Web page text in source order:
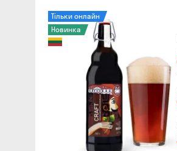
Тільки онлайн
Новинка